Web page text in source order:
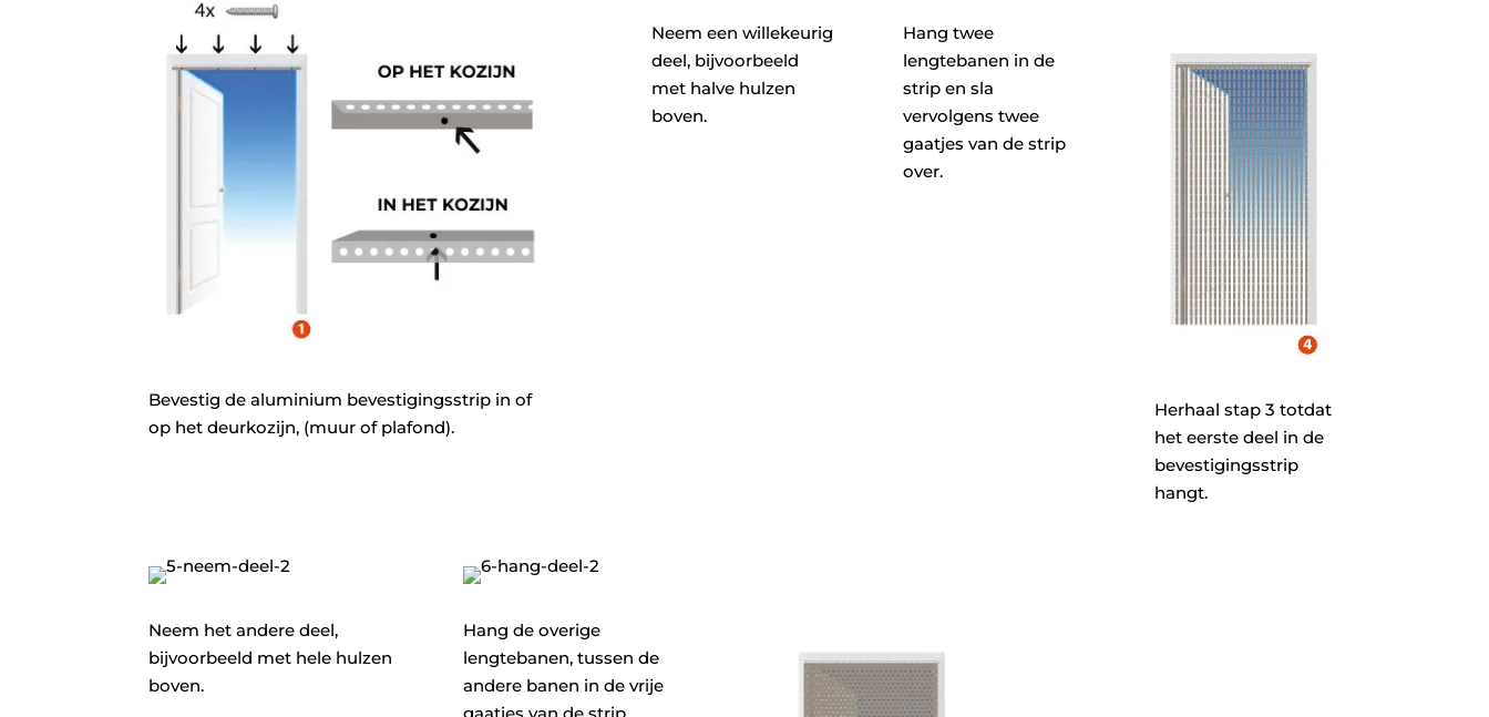
Bevestig de aluminium bevestigingsstrip in of
op het deurkozijn, (muur of plafond).
Neem een willekeurig
deel, bijvoorbeeld
met halve hulzen
boven.
Hang twee
lengtebanen in de
strip en sla
vervolgens twee
gaatjes van de strip
over.
Herhaal stap 3 totdat
het eerste deel in de
bevestigingsstrip
hangt.
Neem het andere deel,
bijvoorbeeld met hele hulzen
boven.
Hang de overige
lengtebanen, tussen de
andere banen in de vrije